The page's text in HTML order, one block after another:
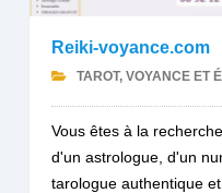
Reiki-voyance.com
TAROT, VOYANCE ET
Vous êtes à la
d'un astrologue, d'un
tarologue authentique